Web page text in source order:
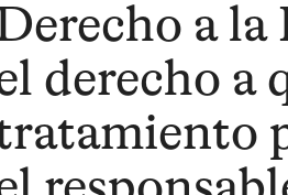
a
derecho a